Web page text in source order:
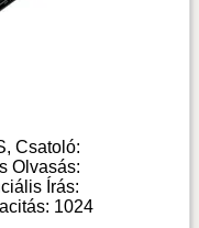
Csatoló:
Olvasás:
Írás:
1024